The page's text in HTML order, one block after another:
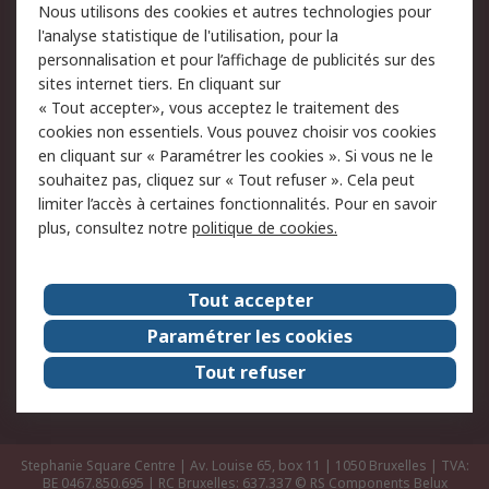
Retours
Support technique
Track & trace
Legal
Politique de cookies
Sécurité des e-mails
Politique de protection
des données - Mise à
jour
Conditions générales
de vente
A propos de RS
Le groupe RS Group
A propos de RS
RS dans le monde
Travaillez chez RS
ESG
Stephanie Square Centre | Av. Louise 65, box 11 | 1050 Bruxelles | TVA:
BE 0467.850.695 | RC Bruxelles: 637.337 © RS Components Belux
Nous utilisons des cookies et autres technologies pour
l'analyse statistique de l'utilisation, pour la
personnalisation et pour l’affichage de publicités sur des
sites internet tiers. En cliquant sur
« Tout accepter», vous acceptez le traitement des
cookies non essentiels. Vous pouvez choisir vos cookies
en cliquant sur « Paramétrer les cookies ». Si vous ne le
souhaitez pas, cliquez sur « Tout refuser ». Cela peut
limiter l’accès à certaines fonctionnalités. Pour en savoir
plus, consultez notre politique de cookies.
Tout accepter
Paramétrer les cookies
Tout refuser